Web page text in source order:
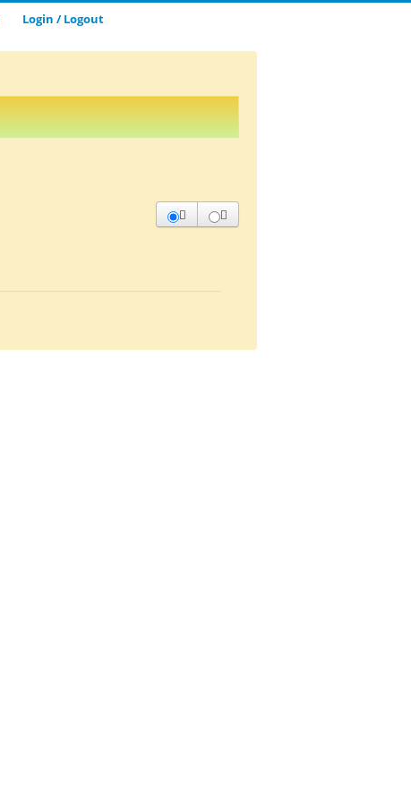
Login / Logout
CLOSE_MODAL